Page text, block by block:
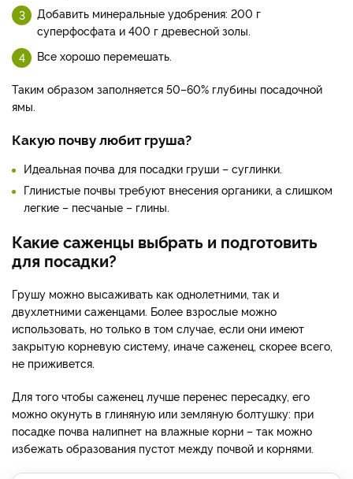
Добавить минеральные удобрения: 200 г
суперфосфата и 400 г древесной золы.
Все хорошо перемешать.
Таким образом заполняется 50–60% глубины посадочной
ямы.
Какую почву любит груша?
Идеальная почва для посадки груши – суглинки.
Глинистые почвы требуют внесения органики, а слишком
легкие – песчаные – глины.
Какие саженцы выбрать и подготовить
для посадки?
Грушу можно высаживать как однолетними, так и
двухлетними саженцами. Более взрослые можно
использовать, но только в том случае, если они имеют
закрытую корневую систему, иначе саженец, скорее всего,
не приживется.
Для того чтобы саженец лучше перенес пересадку, его
можно окунуть в глиняную или земляную болтушку: при
посадке почва налипнет на влажные корни – так можно
избежать образования пустот между почвой и корнями.